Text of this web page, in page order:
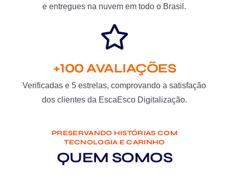
e entregues na nuvem em todo o Brasil.
+100 AVALIAÇÕES
Verificadas e 5 estrelas, comprovando a satisfação
dos clientes da EscaEsco Digitalização.
PRESERVANDO HISTÓRIAS COM
TECNOLOGIA E CARINHO
QUEM SOMOS